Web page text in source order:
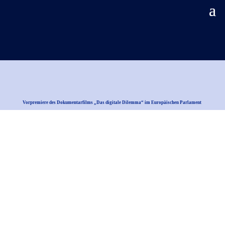
Vorpremiere des Dokumentarfilms „Das digitale Dilemma“ im Europäischen Parlament